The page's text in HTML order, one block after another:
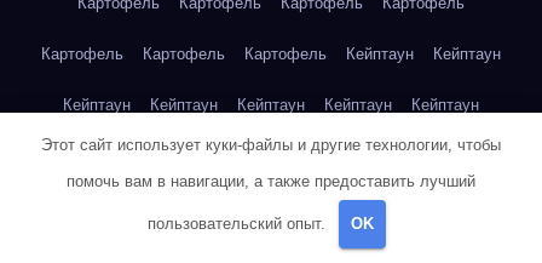
Картофель Картофель Картофель Кейптаун Кейптаун
Кейптаун Кейптаун Кейптаун Кейптаун Кейптаун
Кейптаун Кейптаун Кейптаун Кейптаун Кейптаун
Кейптаун
Этот сайт использует куки-файлы и другие технологии, чтобы
помочь вам в навигации, а также предоставить лучший
пользовательский опыт. OK